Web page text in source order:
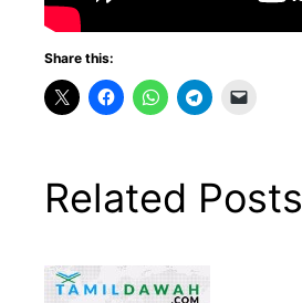
Share this:
Related Posts